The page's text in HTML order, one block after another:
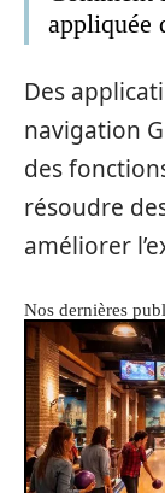
appliquée
Des
navigation
des
résoudre
améliorer
Nos dernières